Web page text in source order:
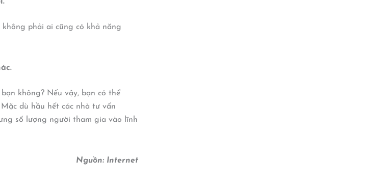
phải ai cũng có khả năng
không? Nếu vậy, bạn có thể
dù hầu hết các nhà tư vấn
số lượng người tham gia vào lĩnh
Nguồn: Internet